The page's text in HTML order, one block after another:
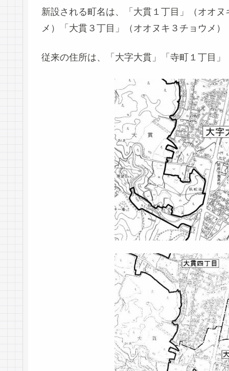
新設される町名は、「大貫１丁目」（オオ
メ）「大貫３丁目」（オオヌキ３チョウメ
従来の住所は、「大字大貫」「寺町１丁目